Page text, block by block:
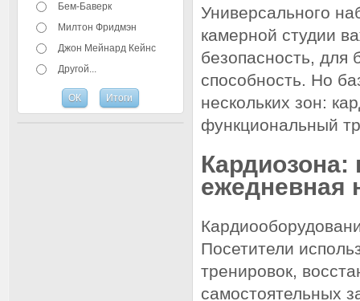
Бем-Баверк
Милтон Фридмэн
Джон Мейнард Кейнс
Другой...
Универсального
камерной студии
безопасность,
способность. Но
нескольких зон:
функциональный
Кардиозона:
ежедневная
Посетители
тренировок,
самостоятельных